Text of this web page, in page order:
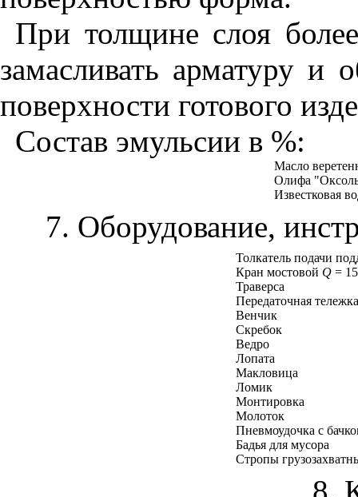
При толщине слоя
замасливать арматуру и
поверхности готового
Состав эмульсии в %:
Масло
Олифа
Известковая
7. Оборудование,
Толкатель подачи
Кран мостовой Q=
Траверса
Передаточная тележка
Венчик
Скребок
Ведро
Лопата
Макловица
Ломик
Монтировка
Молоток
Пневмоудочка с
Бадья для мусора
Стропы